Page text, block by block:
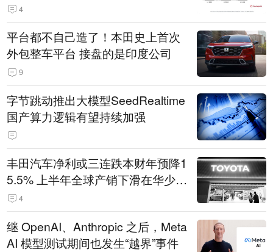
4
平台都不自己造了！本田史上首次
外包整车平台 接盘的是印度公司
9
字节跳动推出大模型SeedRealtime
国产算力逻辑有望持续加强
丰田汽车净利或三连跌本财年预降1
5.5% 上半年全球产销下滑在华少卖
14.3万辆
4
继 OpenAI、Anthropic 之后，Meta
AI 模型测试期间也发生“越界”事件